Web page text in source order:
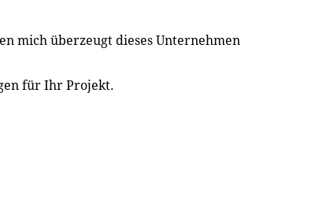
mich überzeugt dieses Unternehmen
für Ihr Projekt.